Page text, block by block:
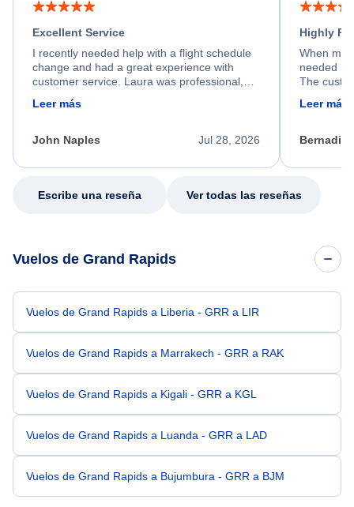
Excellent Service
I recently needed help with a flight schedule
change and had a great experience with
customer service. Laura was professional,
friendly, and very helpful throughout the
process. She quickly found a solution and
appreciate her excellent service.
Leer más
Jul 28, 2026
John Naples
Highly
When my
needed
The
calm,
my issue.
Leer más
Escribe una reseña Ver todas las reseñas
Vuelos de Grand Rapids
Vuelos de Grand Rapids a Liberia - GRR a LIR
Vuelos de Grand Rapids a Marrakech - GRR a RAK
Vuelos de Grand Rapids a Kigali - GRR a KGL
Vuelos de Grand Rapids a Luanda - GRR a LAD
Vuelos de Grand Rapids a Bujumbura - GRR a BJM